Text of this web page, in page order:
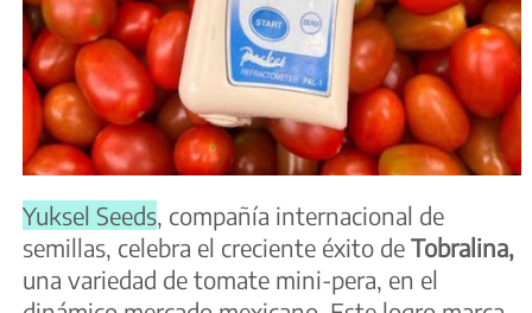
Yuksel Seeds , compañía internacional de
semillas, celebra el creciente éxito de Tobralina,
una variedad de tomate mini-pera, en el